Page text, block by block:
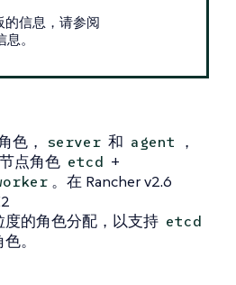
的信息，请参阅
。
色， server 和 agent
，
点角色 etcd +
。在 Rancher v2.6
的角色分配，以支持 etcd
。